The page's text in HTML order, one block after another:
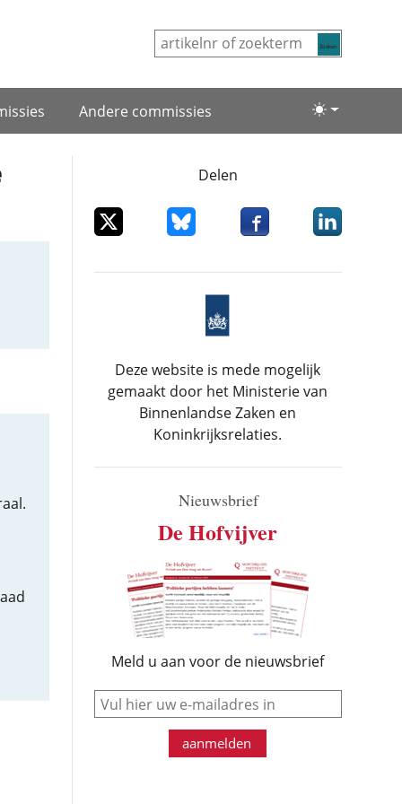
Lichte/
Andere commissies
Delen
Deel dit item op XDeel dit item op Bluesky
Deel dit item op
Deel dit
Deze website is mede mogelijk
gemaakt door het Ministerie van
Binnenlandse Zaken en
Koninkrijksrelaties.
Nieuwsbrief
De Hofvijver
Meld u aan voor de nieuwsbrief
e-mail
aanmelden